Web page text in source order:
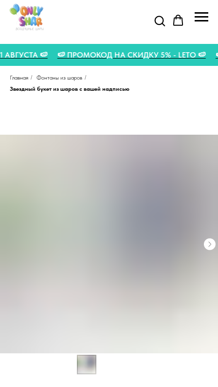
31 АВГУСТА 🍉 🍉 ПРОМОКОД НА СКИДКУ 5% - LETO 🍉
Главная / Фонтаны из шаров /
Звездный букет из шаров с вашей надписью